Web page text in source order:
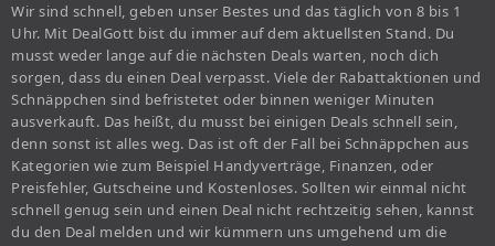
Wir sind schnell, geben unser Bestes und das täglich von 8 bis 1
Uhr. Mit DealGott bist du immer auf dem aktuellsten Stand. Du
musst weder lange auf die nächsten Deals warten, noch dich
sorgen, dass du einen Deal verpasst. Viele der Rabattaktionen und
Schnäppchen sind befristetet oder binnen weniger Minuten
ausverkauft. Das heißt, du musst bei einigen Deals schnell sein,
denn sonst ist alles weg. Das ist oft der Fall bei Schnäppchen aus
Kategorien wie zum Beispiel Handyverträge, Finanzen, oder
Preisfehler, Gutscheine und Kostenloses. Sollten wir einmal nicht
schnell genug sein und einen Deal nicht rechtzeitig sehen, kannst
du den Deal melden und wir kümmern uns umgehend um die